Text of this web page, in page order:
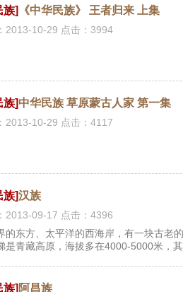
族] 《中华民族》 王者归来 上集
2013-10-29 点击：3994
族]中华民族 草原蒙古人家 第一集
2013-10-29 点击：4117
族]汉族
2013-09-17 点击：4396
的东方、太平洋的西海岸，有一块古老
是青藏高原，海拔多在4000-5000米，
族] 阿昌族